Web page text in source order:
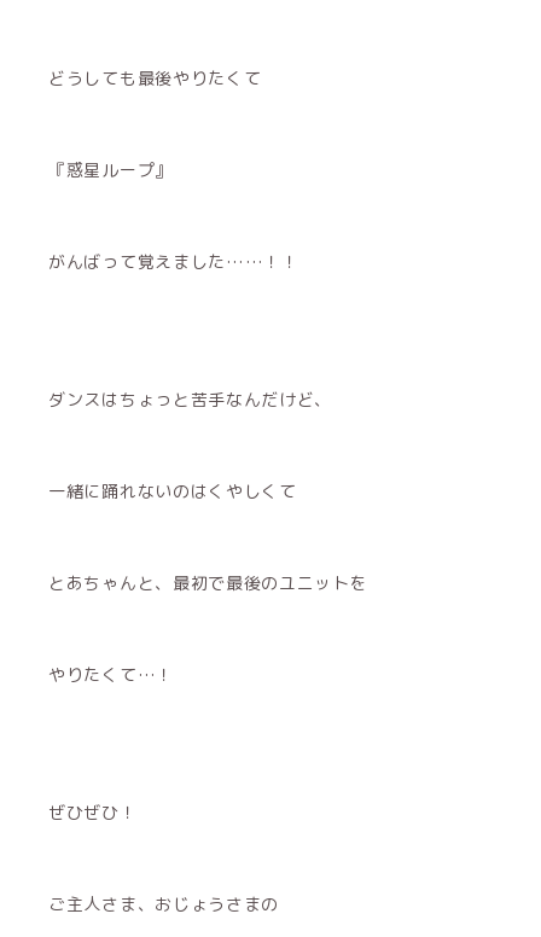
どうしても最後やりたくて
『惑星ループ』
がんばって覚えました……！！
ダンスはちょっと苦手なんだけど、
一緒に踊れないのはくやしくて
とあちゃんと、最初で最後のユニットを
やりたくて…！
ぜひぜひ！
ご主人さま、おじょうさまの